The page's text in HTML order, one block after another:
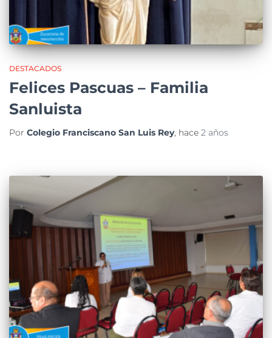
DESTACADOS
Felices Pascuas – Familia
Sanluista
Por Colegio Franciscano San Luis Rey, hace 2 años